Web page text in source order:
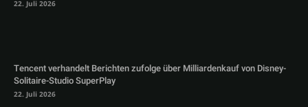
22. Juli 2026
Tencent verhandelt Berichten zufolge über Milliardenkauf von Disney-
Solitaire-Studio SuperPlay
22. Juli 2026